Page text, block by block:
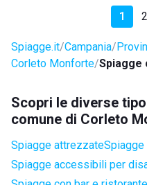
1 2
Spiagge.it Campania
Corleto Monforte Spiagge
Scopri le diverse
comune di Corleto
Spiagge attrezzateSpiagge
Spiagge accessibili per